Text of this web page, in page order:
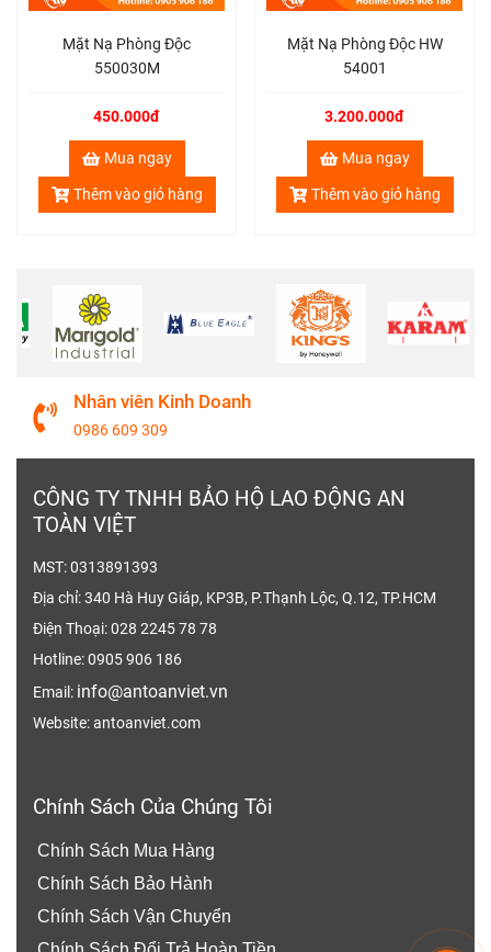
dụng phổ biến trong các môi trường nguy hiểm
và cần sự bảo vệ cao
Sản phẩm Mặt Nạ Phòng Độc
Thông tin chi tiết Mặt Nạ Phòng Độc MAG
Thương hiệu: Sorbent (Nga)
Mã sản phẩm:
chỉnh dây đeo)
Chất liệu:
Tiêu chuẩn:GOST 12.4.235-2012
Trọng lượng:
Mặt Nạ Phòng Độc Toàn Mặt MAG với đây đeo
đầu 5 điểm và khóa tự thặt giúp thao tác
nhanh chóng và cố định chắc chắn. kích thước
phù hợp với cả mọi người.
cứng cáp, thoải mái cho tầm nhìn rộng mà vẫn
an toàn.
Mặt Nạ Phòng Độc
550030M
450.000đ
Mua ngay
Thêm vào giỏ hàng
Mặt Nạ Phòng Độc HW
54001
3.200.000đ
Mua ngay
Thêm vào giỏ hàng
Nhân viên Kinh Doanh
0986 609 309
CÔNG TY TNHH BẢO HỘ LAO ĐỘNG AN
TOÀN VIỆT
MST: 0313891393
Địa chỉ: 340 Hà Huy Giáp, KP3B, P.Thạnh Lộc, Q.12, TP.HCM
Điện Thoại: 028 2245 78 78
Hotline: 0905 906 186
Email: info@antoanviet.vn
Website: antoanviet.com
Chính Sách Của Chúng Tôi
Chính Sách Mua Hàng
Chính Sách Bảo Hành
Chính Sách Vận Chuyển